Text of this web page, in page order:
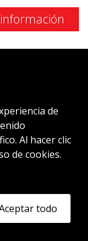
de
Al hacer clic
de cookies.
todo